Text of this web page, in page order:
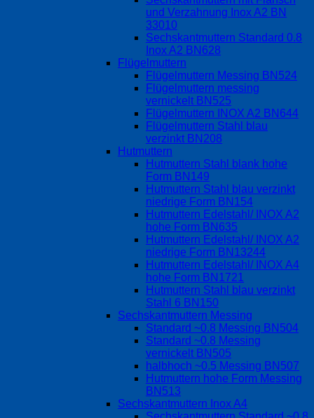
und Verzahnung Inox A2 BN
33010
Sechskantmuttern Standard 0.8
Inox A2 BN628
Flügelmuttern
Flügelmuttern Messing BN524
Flügelmuttern messing
vernickelt BN525
Flügelmuttern INOX A2 BN644
Flügelmuttern Stahl blau
verzinkt BN208
Hutmuttern
Hutmuttern Stahl blank hohe
Form BN149
Hutmuttern Stahl blau verzinkt
niedrige Form BN154
Hutmuttern Edelstahl/ INOX A2
hohe Form BN635
Hutmuttern Edelstahl/ INOX A2
niedrige Form BN13244
Hutmuttern Edelstahl/ INOX A4
hohe Form BN1721
Hutmuttern Stahl blau verzinkt
Stahl 6 BN150
Sechskantmuttern Messing
Standard ~0.8 Messing BN504
Standard ~0.8 Messing
vernickelt BN505
halbhoch ~0.5 Messing BN507
Hutmuttern hohe Form Messing
BN513
Sechskantmuttern Inox A4